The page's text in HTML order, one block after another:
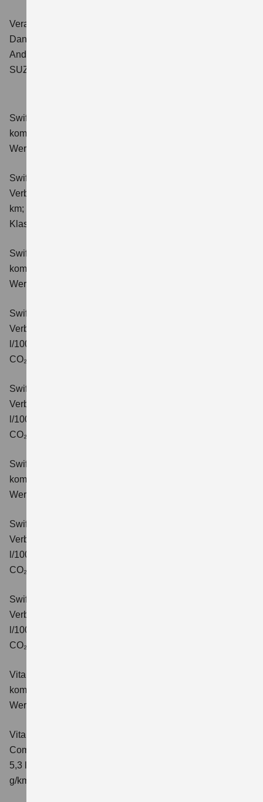
Verantwortliche für redaktionelle Beiträge:
Daniel Schnell für den Bereich Sales Automobile
Andreas Franz für den Bereich Aftersales Automobile
SUZUKI DEUTSCHLAND GMBH
Swift 1.2 DUALJET HYBRID Club
kombinierter Energieverbrauch 4,4 l/100km; kombinierter
Wert der CO₂-Emission: 98 g/km; CO₂-Klasse: C.
Swift 1.2 DUALJET HYBRID ALLGRIP Club
Verbrauchswerte: kombinierter Energieverbrauch 4,9 l/100
km; kombinierter Wert der CO₂-Emission: 111 g/km; CO₂-
Klasse: C.
Swift 1.2 DUALJET HYBRID Comfort
kombinierter Energieverbrauch 4,4 l/100km; kombinierter
Wert der CO₂-Emission: 99 g/km; CO₂-Klasse: C.
Swift 1.2 DUALJET HYBRID CVT Comfort
Verbrauchswerte: kombinierter Energieverbrauch 4,7
l/100km; kombinierter Wert der CO₂-Emission: 106 g/km;
CO₂-Klasse: C.
Swift 1.2 DUALJET HYBRID ALLGRIP Comfort
Verbrauchswerte: kombinierter Energieverbrauch 4,9
l/100km; kombinierter Wert der CO₂-Emission: 110 g/km;
CO₂-Klasse: C.
Swift 1.2 DUALJET HYBRID Comfort+
kombinierter Energieverbrauch 4,4 l/100km; kombinierter
Wert der CO₂-Emission: 99 g/km; CO₂-Klasse: C.
Swift 1.2 DUALJET HYBRID CVT Comfort+
Verbrauchswerte: kombinierter Energieverbrauch 4,7
l/100km; kombinierter Wert der CO₂-Emission: 106 g/km;
CO₂-Klasse: C.
Swift 1.2 DUALJET HYBRID ALLGRIP Comfort+
Verbrauchswerte: kombinierter Energieverbrauch 4,9
l/100km; kombinierter Wert der CO₂-Emission: 110 g/km;
CO₂-Klasse: C.
Vitara 1.4 BOOSTERJET HYBRID Club
kombinierter Energieverbrauch 5,3 l/100km; kombinierter
Wert der CO₂-Emission: 119 g/km; CO₂-Klasse: D
Vitara 1.4 BOOSTERJET HYBRID
Comfort
5,3 l/100km; kombinierter Wert der CO₂-Emission: 119
g/km; CO₂-Klasse: D